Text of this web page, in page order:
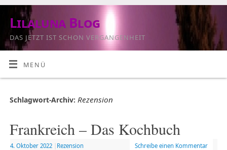
Lilaluna Blog
DAS JETZT IST SCHON VERGANGENHEIT
MENÜ
Schlagwort-Archiv: Rezension
Frankreich – Das Kochbuch
4. Oktober 2022 Rezension Schreibe einen Kommentar